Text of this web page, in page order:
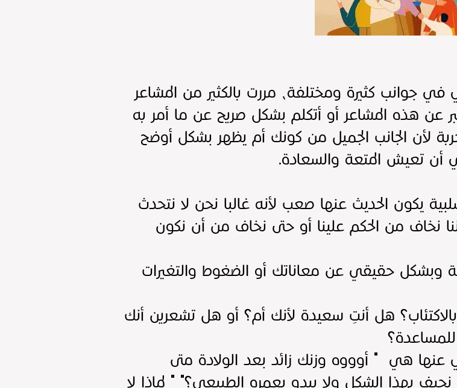
في جوانب كثيرة ومختلفة، مررت بالكثير من المشاعر
عن هذه المشاعر أو أتكلم بشكل صريح عن ما أمر به
لأن الجانب الجميل من كونك أم يظهر بشكل أوضح
أن تعيش المتعة والسعادة.
يكون الحديث عنها صعب لأنه غالبا نحن لا نتحدث
نخاف من الحكم علينا أو حتى نخاف من أن نكون
وبشكل حقيقي عن معاناتك أو الضغوط والتغيرات
هل أنتِ سعيدة لأنك أم؟ أو هل تشعرين أنك
عنها هي " أوووه وزنك زائد بعد الولادة متى
بهذا الشكل ولا يبدو بعمره الطبيعي؟" " لماذا لا